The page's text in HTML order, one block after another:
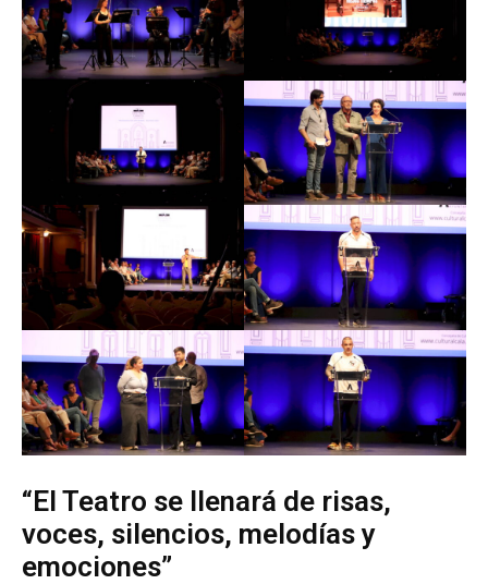
“El Teatro se llenará de risas,
voces, silencios, melodías y
emociones”